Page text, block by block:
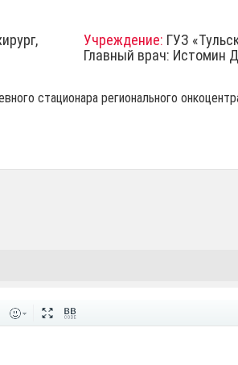
Учреждение: ГУЗ
Главный врач: Истомин
стационара регионального